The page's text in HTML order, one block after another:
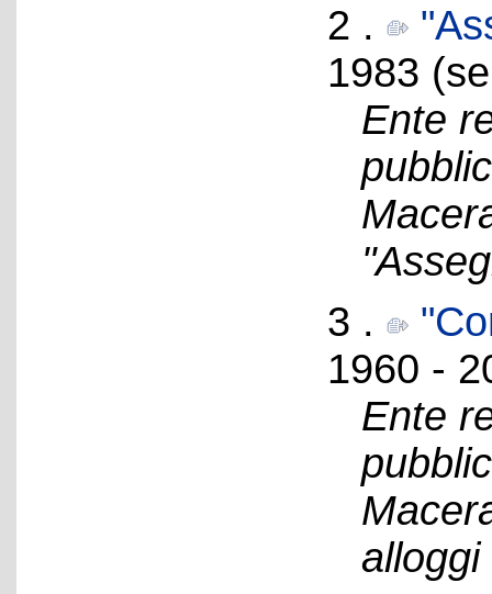
2 .
1983
Ente
3 .
1960 -
Ente
alloggi